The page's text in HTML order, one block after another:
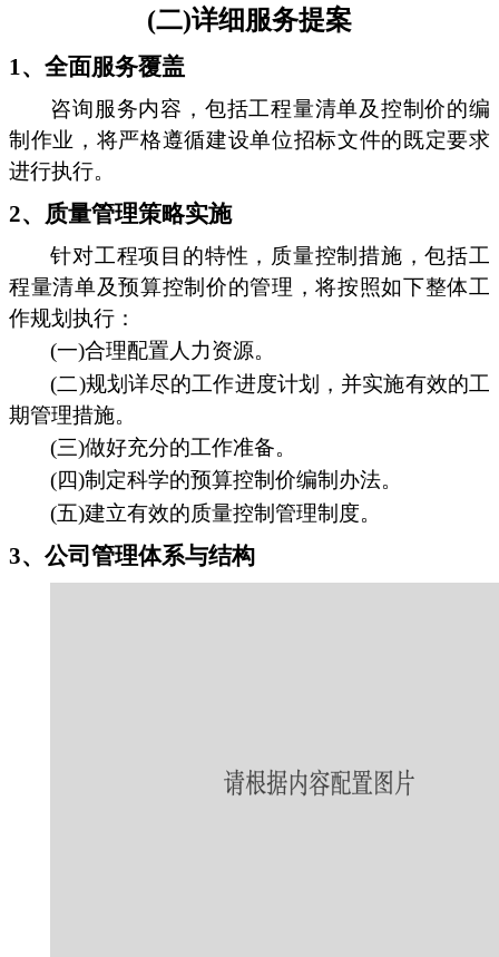
(二)详细服务提案
1、全面服务覆盖
咨询服务内容，包括工程量清单及控制价的编
制作业，将严格遵循建设单位招标文件的既定要求
进行执行。
2、质量管理策略实施
针对工程项目的特性，质量控制措施，包括工
程量清单及预算控制价的管理，将按照如下整体工
作规划执行：
(一)合理配置人力资源。
(二)规划详尽的工作进度计划，并实施有效的工
期管理措施。
(三)做好充分的工作准备。
(四)制定科学的预算控制价编制办法。
(五)建立有效的质量控制管理制度。
3、公司管理体系与结构